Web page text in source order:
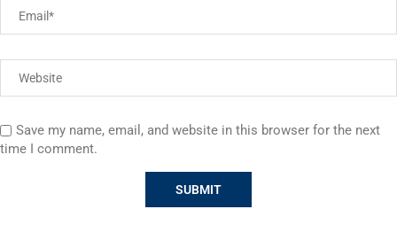
Save my name, email, and website in this browser for the next
time I comment.